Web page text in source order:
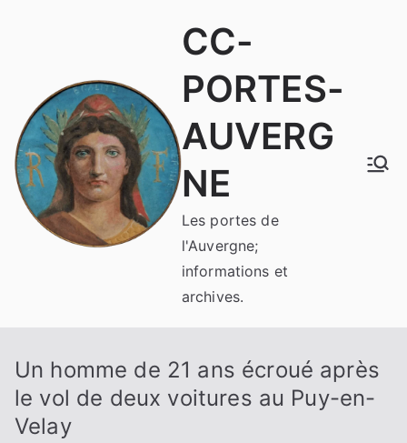
CC-
PORTES-
AUVERG
NE
Les portes de
l'Auvergne;
informations et
archives.
Un homme de 21 ans écroué après
le vol de deux voitures au Puy-en-
Velay